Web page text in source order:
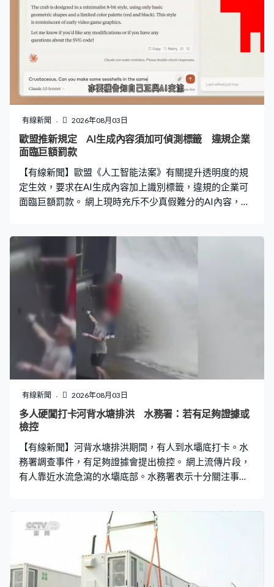
有線新聞 2026年08月03日
歐盟推新規定 AI生成內容須加可偵測標籤 違規企業
面臨巨額罰款
【有線新聞】歐盟《人工智能法案》有關提升透明度的規
定生效，要求在AI生成內容加上識別標籤，違規的企業可
面臨巨額罰款。 網上現時充斥不少真假難分的AI內容，歐
察覺到當中使用AI，這就是為何歐盟現在確保每當AI扮演
重要角色時，你就會知道，這對你意味著甚麼？更多透明
度。」 新規定的重點在於為AI內容加上標籤，「與聊天機
器人交談？你將知道自己是與AI抑或真人互動。看到AI生
成內容？圖像、影片、音訊和文字如果由AI創作或修改，
都必須明確標示。在影片中看見某人說出他從未說過的
話？那會構成深偽。AI的使用必須明確標示，其他AI使用
方式亦需讓人清楚了解，例如，當AI用來識別你的情緒或
處理生物辨識資料。」 AI系統供應商需確保系統輸出的AI
內容加上可讓機器偵測的標記，聊天機器人等的用家亦要
獲告知自己正與AI交流，如果涉及調查罪案則不受限制。
AI標籤必需是清晰且易於識別，歐盟列出多個不合規定的
例子，包括隱藏在網站頁尾的一小段文字、圖片上隱約模
籤，建議因應
有線新聞 2026年08月03日
多人硬闖打卡河背水塘排洪 水務署：若有足夠證據或
檢控
【有線新聞】河背水塘排洪期間，有人到水壩底打卡。水
務署調查事件，有足夠證據會提出檢控。 網上流傳片段，
有人靠近水流急瀉的水壩底部。水務署表示十分關注事
跟進及調查。若有足夠證據，會諮詢律政司意見並提出檢
控。